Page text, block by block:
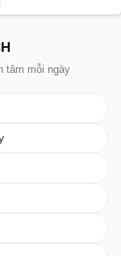
tâm mỗi ngày